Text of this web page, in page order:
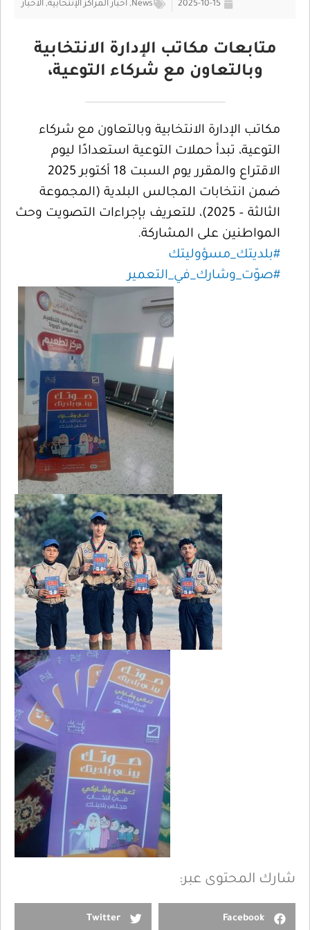
2025-10-15
News
, اخبار المراكز الإنتخابية, الأخبار
متابعات مكاتب الإدارة الانتخابية
وبالتعاون مع شركاء التوعية،
مكاتب الإدارة الانتخابية وبالتعاون مع شركاء
التوعية، تبدأ حملات التوعية استعدادًا ليوم
الاقتراع والمقرر يوم السبت 18 أكتوبر 2025
ضمن انتخابات المجالس البلدية (المجموعة
الثالثة – 2025)، للتعريف بإجراءات التصويت وحث
المواطنين على المشاركة.
#بلديتك_مسؤوليتك
#صوّت_وشارك_في_التعمير
شارك المحتوى عبر:
Facebook
Twitter